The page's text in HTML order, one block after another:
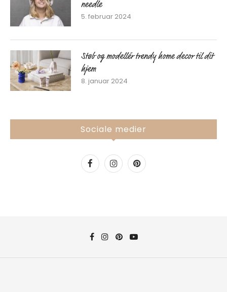
needle
5. februar 2024
Støb og modellér trendy home decor til dit
hjem
8. januar 2024
Sociale medier